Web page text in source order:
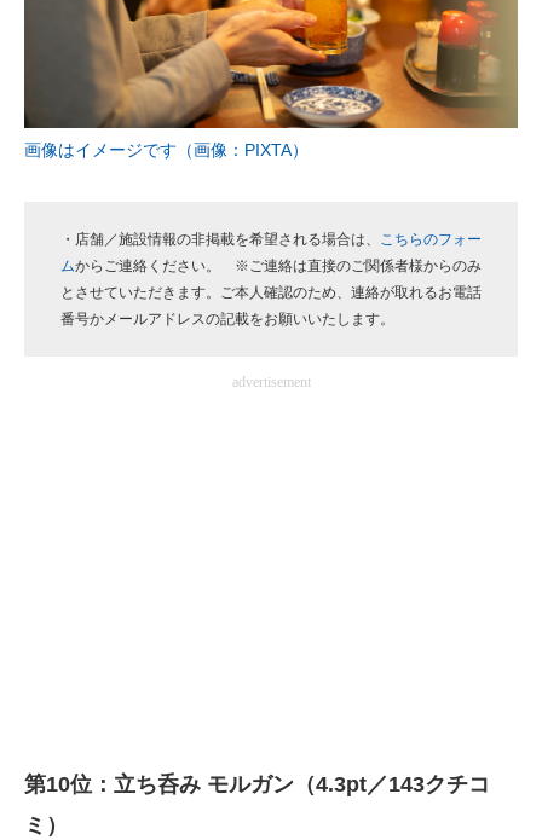
AI活用のいまが分かる
企業ITのトレンドを詳説
経営リーダーのコミュニティ
企業向けIT製品の総合サイト
IT製品の技術・比較・事例
製造業のIT導入・活用を支援
画像はイメージです（画像：PIXTA）
・店舗／施設情報の非掲載を希望される場合は、 こちらのフォー
ムからご連絡ください。 ※ご連絡は直接のご関係者様からのみ
とさせていただきます。ご本人確認のため、連絡が取れるお電話
番号かメールアドレスの記載をお願いいたします。
advertisement
第10位：立ち呑み モルガン（4.3pt／143クチコ
ミ）